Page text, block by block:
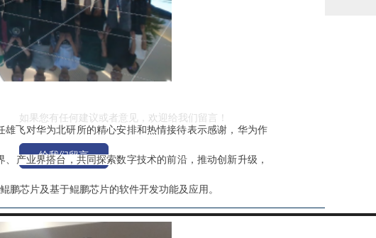
飞对华为北研所的精心安排和热情接待表示感谢，华为作
产业界搭台，共同探索数字技术的前沿，推动创新升级，
芯片及基于鲲鹏芯片的软件开发功能及应用。
如果您有任何建议或者意见，欢迎给我们留言！
给我们留言